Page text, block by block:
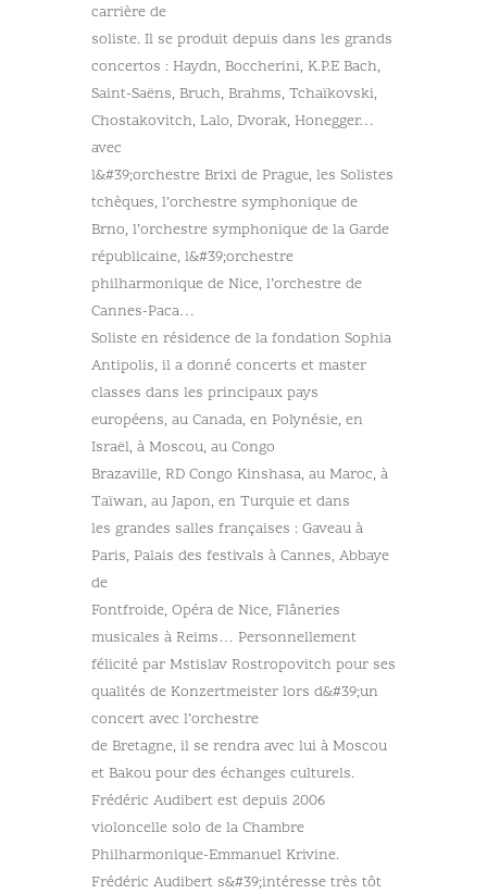
carrière de
soliste. Il se produit depuis dans les grands
concertos : Haydn, Boccherini, K.P.E Bach,
Saint-Saëns, Bruch, Brahms, Tchaïkovski,
Chostakovitch, Lalo, Dvorak, Honegger…
avec
l&#39;orchestre Brixi de Prague, les Solistes
tchèques, l’orchestre symphonique de
Brno, l’orchestre symphonique de la Garde
républicaine, l&#39;orchestre
philharmonique de Nice, l’orchestre de
Cannes-Paca…
Soliste en résidence de la fondation Sophia
Antipolis, il a donné concerts et master
classes dans les principaux pays
européens, au Canada, en Polynésie, en
Israël, à Moscou, au Congo
Brazaville, RD Congo Kinshasa, au Maroc, à
Taïwan, au Japon, en Turquie et dans
les grandes salles françaises : Gaveau à
Paris, Palais des festivals à Cannes, Abbaye
de
Fontfroide, Opéra de Nice, Flâneries
musicales à Reims… Personnellement
félicité par Mstislav Rostropovitch pour ses
qualités de Konzertmeister lors d&#39;un
concert avec l’orchestre
de Bretagne, il se rendra avec lui à Moscou
et Bakou pour des échanges culturels.
Frédéric Audibert est depuis 2006
violoncelle solo de la Chambre
Philharmonique-Emmanuel Krivine.
Frédéric Audibert s&#39;intéresse très tôt